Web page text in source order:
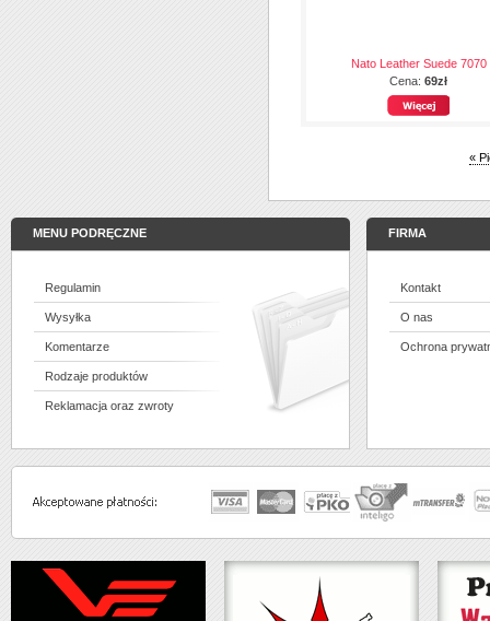
Nato Leather Suede 7070
Cena: 69zł
«
MENU PODRĘCZNE
Regulamin
Wysyłka
Komentarze
Rodzaje produktów
Reklamacja oraz zwroty
FIRMA
Kontakt
O nas
Ochrona